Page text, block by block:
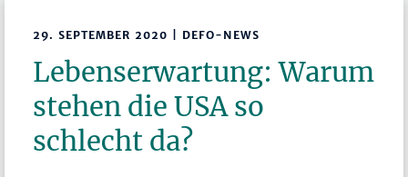
29. SEPTEMBER 2020 | DEFO-NEWS
Lebenserwartung: Warum
stehen die USA so
schlecht da?